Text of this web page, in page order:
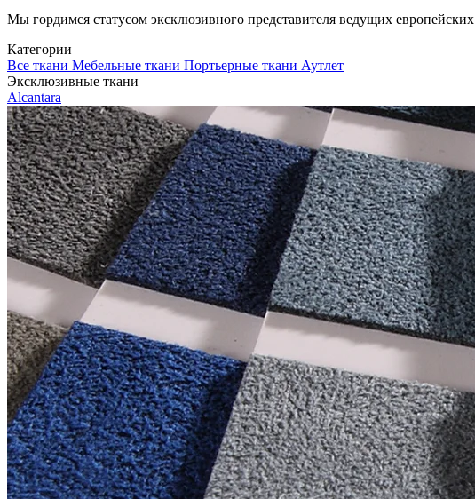
Мы гордимся статусом эксклюзивного представителя ведущих
Категории
Все ткани Мебельные ткани Портьерные ткани Аутлет
Эксклюзивные ткани
Alcantara